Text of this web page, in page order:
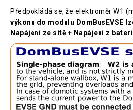
Předpokládá se, že elektroměr W1
výkonu do modulu DomBusEVSE
Napájení ze sítě + Napájení z